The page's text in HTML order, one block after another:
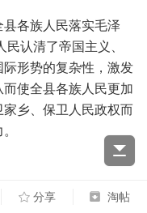
各族人民落实毛泽
民认清了帝国主义、
形势的复杂性，激发
使全县各族人民更加
乡、保卫人民政权而
分享 淘帖